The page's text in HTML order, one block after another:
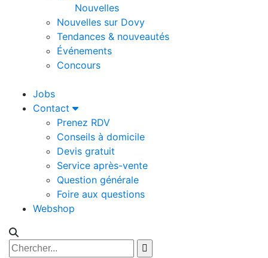
Nouvelles
Nouvelles sur Dovy
Tendances & nouveautés
Événements
Concours
Jobs
Contact
Prenez RDV
Conseils à domicile
Devis gratuit
Service après-vente
Question générale
Foire aux questions
Webshop